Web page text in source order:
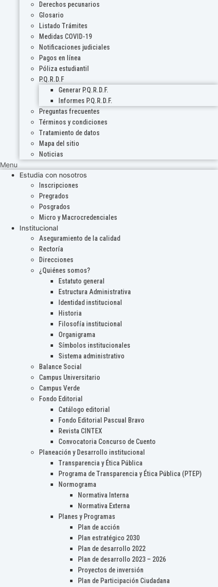
Derechos pecunarios
Glosario
Listado Trámites
Medidas COVID-19
Notificaciones judiciales
Pagos en línea
Póliza estudiantil
P.Q.R.D.F
Generar P.Q.R.D.F.
Informes P.Q.R.D.F.
Preguntas frecuentes
Términos y condiciones
Tratamiento de datos
Mapa del sitio
Noticias
Menu
Estudia con nosotros
Inscripciones
Pregrados
Posgrados
Micro y Macrocredenciales
Institucional
Aseguramiento de la calidad
Rectoría
Direcciones
¿Quiénes somos?
Estatuto general
Estructura Administrativa
Identidad institucional
Historia
Filosofía institucional
Organigrama
Símbolos institucionales
Sistema administrativo
Balance Social
Campus Universitario
Campus Verde
Fondo Editorial
Catálogo editorial
Fondo Editorial Pascual Bravo
Revista CINTEX
Convocatoria Concurso de Cuento
Planeación y Desarrollo institucional
Transparencia y Ética Pública
Programa de Transparencia y Ética Pública (PTEP)
Normograma
Normativa Interna
Normativa Externa
Planes y Programas
Plan de acción
Plan estratégico 2030
Plan de desarrollo 2022
Plan de desarrollo 2023 – 2026
Proyectos de inversión
Plan de Participación Ciudadana